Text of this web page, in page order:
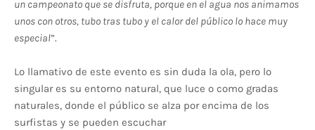
un campeonato que se disfruta, porque en el agua nos animamos
unos con otros, tubo tras tubo y el calor del público lo hace muy
especial”.
Lo llamativo de este evento es sin duda la ola, pero lo
singular es su entorno natural, que luce o como gradas
naturales, donde el público se alza por encima de los
surfistas y se pueden escuchar